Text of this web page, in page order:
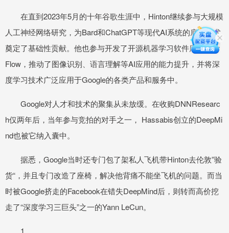
在直到2023年5月的十年谷歌生涯中，Hinton继续参与大规模
人工神经网络研究，为Bard和ChatGPT等现代AI系统的底层技术
奠定了基础性贡献。他也参与开发了开源机器学习软件库Tensor
Flow，推动了图像识别、语言理解等AI应用的能力提升，并将深
度学习技术广泛应用于Google的各类产品和服务中。
Google对人才和技术的聚集从未放缓。在收购DNNResearc
h仅两年后，当年参与竞拍的对手之一， Hassabis创立的DeepMi
nd也被它纳入囊中。
据悉，Google当时还专门包了架私人飞机带Hinton去伦敦”验
货“，并且专门改造了座椅，解决他背痛不能坐飞机的问题。而当
时被Google挤走的Facebook在错失DeepMind后，则转而高价挖
走了“深度学习三巨头”之一的Yann LeCun。
1